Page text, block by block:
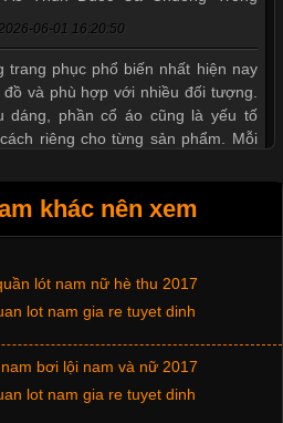
06-01 16:20:50
trang phục phổ biến nhất hiện nay
và phù hợp với nhiều đối tượng.
dáng, phần cổ áo cũng là yếu tố
riêng cho từng sản phẩm. Mỗi
Phục Công Ty Được Ưa
Hiện Nay
06-01 14:23:34
khác nên xem
lót nam nữ hè thu 2017
bơi lội nam và nữ 2017